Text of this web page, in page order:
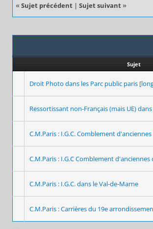
« Sujet précédent | Sujet suivant »
Sujet
Droit Photo dans les Parc public paris
Ressortissant non-Français (mais UE)
C.M.Paris : I.G.C. Comblement
C.M.Paris : I.G.C Comblement d'anciennes
C.M.Paris : I.G.C. dans le Val-de-Marne
C.M.Paris : Carrières du 19e